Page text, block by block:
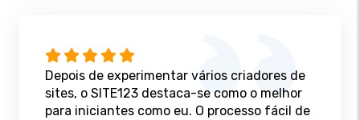
Depois de experimentar vários criadores de
sites, o SITE123 destaca-se como o melhor
para iniciantes como eu. O processo fácil de